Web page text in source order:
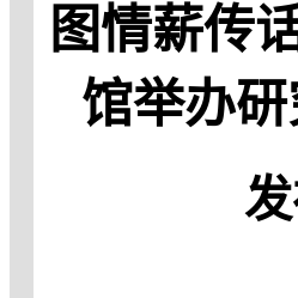
图情薪传
馆举办